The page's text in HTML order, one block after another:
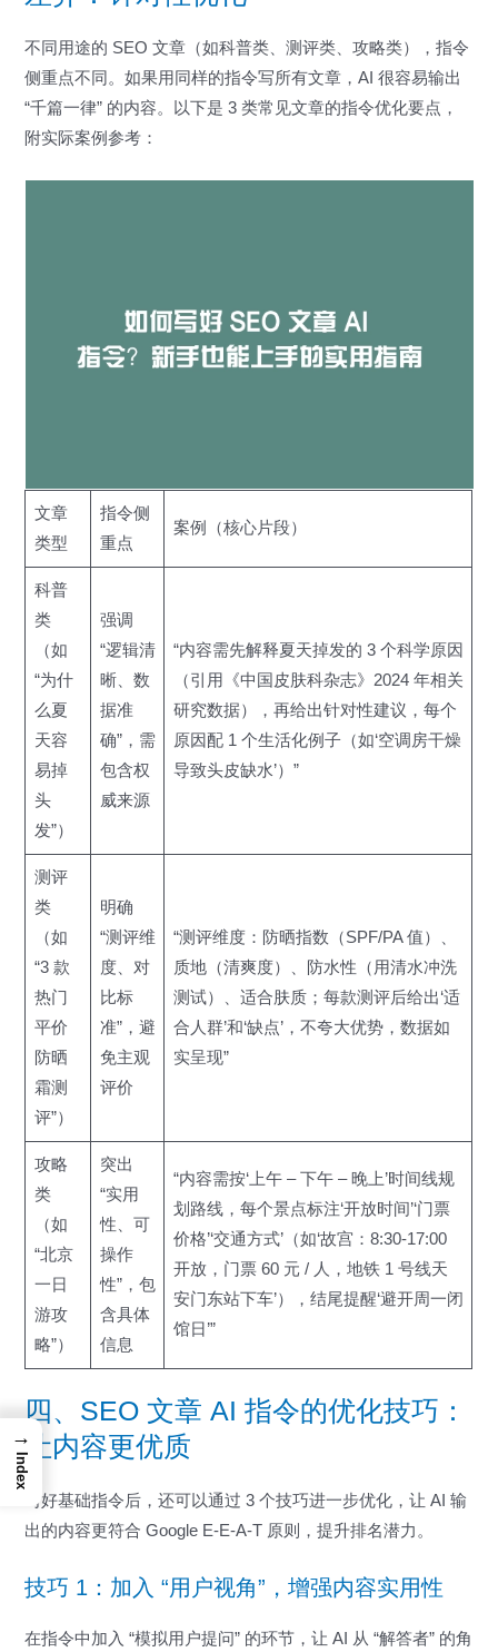
不同用途的 SEO 文章（如科普类、测评类、攻略类），指令
侧重点不同。如果用同样的指令写所有文章，AI 很容易输出
“千篇一律” 的内容。以下是 3 类常见文章的指令优化要点，
附实际案例参考：
文章
类型
指令侧
重点
案例（核心片段）
科普
类
（如
“为什
么夏
天容
易掉
头
发”）
强调
“逻辑清
晰、数
据准
确”，需
包含权
威来源
“内容需先解释夏天掉发的 3 个科学原因
（引用《中国皮肤科杂志》2024 年相关
研究数据），再给出针对性建议，每个
原因配 1 个生活化例子（如‘空调房干燥
导致头皮缺水’）”
测评
类
（如
“3 款
热门
平价
防晒
霜测
评”）
明确
“测评维
度、对
比标
准”，避
免主观
评价
“测评维度：防晒指数（SPF/PA 值）、
质地（清爽度）、防水性（用清水冲洗
测试）、适合肤质；每款测评后给出‘适
合人群’和‘缺点’，不夸大优势，数据如
实呈现”
攻略
类
（如
“北京
一日
游攻
略”）
突出
“实用
性、可
操作
性”，包
含具体
信息
“内容需按‘上午 – 下午 – 晚上’时间线规
划路线，每个景点标注‘开放时间’‘门票
价格’‘交通方式’（如‘故宫：8:30-17:00
开放，门票 60 元 / 人，地铁 1 号线天
安门东站下车’），结尾提醒‘避开周一闭
馆日’”
四、SEO 文章 AI 指令的优化技巧：
让内容更优质
写好基础指令后，还可以通过 3 个技巧进一步优化，让 AI 输
出的内容更符合 Google E-E-A-T 原则，提升排名潜力。
技巧 1：加入 “用户视角”，增强内容实用性
在指令中加入 “模拟用户提问” 的环节，让 AI 从 “解答者” 的角
→
Index